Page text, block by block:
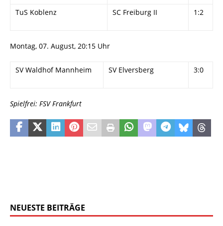
TuS Koblenz SC Freiburg II 1:2
Montag, 07. August, 20:15 Uhr
SV Waldhof Mannheim SV Elversberg 3:0
Spielfrei: FSV Frankfurt
NEUESTE BEITRÄGE